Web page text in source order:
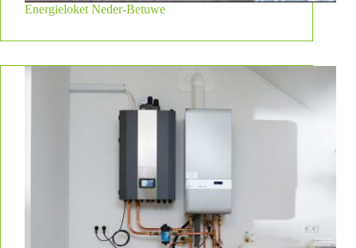
Energieloket Neder-Betuwe